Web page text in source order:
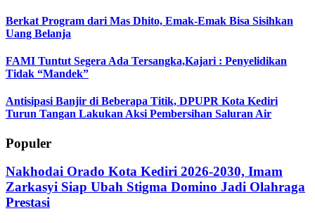
Berkat Program dari Mas Dhito, Emak-Emak Bisa Sisihkan
Uang Belanja
FAMI Tuntut Segera Ada Tersangka,Kajari : Penyelidikan
Tidak “Mandek”
Antisipasi Banjir di Beberapa Titik, DPUPR Kota Kediri
Turun Tangan Lakukan Aksi Pembersihan Saluran Air
Populer
Nakhodai Orado Kota Kediri 2026-2030, Imam
Zarkasyi Siap Ubah Stigma Domino Jadi Olahraga
Prestasi